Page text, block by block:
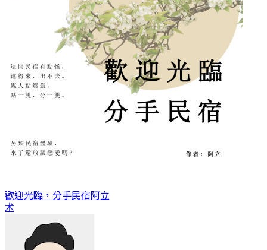
歡迎光臨，分手民宿阿立
术